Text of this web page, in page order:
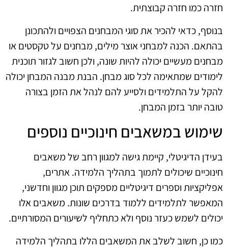
חזרה כמו חזרה קבוצתית.
בנוסף, כדאי להכיר את סוגי המבחנים הצפויים ולהתכונן
בהתאם. הכנה למבחני אוצר מילים, מבחנים על טקסטים או
מבחנים מעשיים יכולה להיות שונה, ולכן חשוב לגזור תוכנית
לימודים שמתאימה לכל סוג מבחן. הבנת מבנה המבחן יכולה
להקל על התלמידים ולסייע להם לנהל את הזמן בצורה
טובה יותר בזמן המבחן.
שימוש במשאבים חינוכיים נוספים
בעידן הדיגיטלי, קיימת גישה למגוון רחב של משאבים
חינוכיים שיכולים לתמוך בתהליך הלמידה. אתרים,
אפליקציות וספרים דיגיטליים מספקים תוכן מגוון וחדשני,
המאפשר לתלמידים ללמוד בדרכים שונות. משאבים אלו
יכולים לשמש כעזר נוסף ולא כתחליף לשיעורים המסורתיים.
כמו כן, חשוב לשלב את המשאבים הללו בתהליך הלמידה